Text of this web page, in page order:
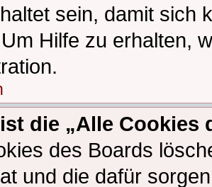
sein, damit sich
Hilfe zu erhalten,
die „Alle
des Boards
und die dafür